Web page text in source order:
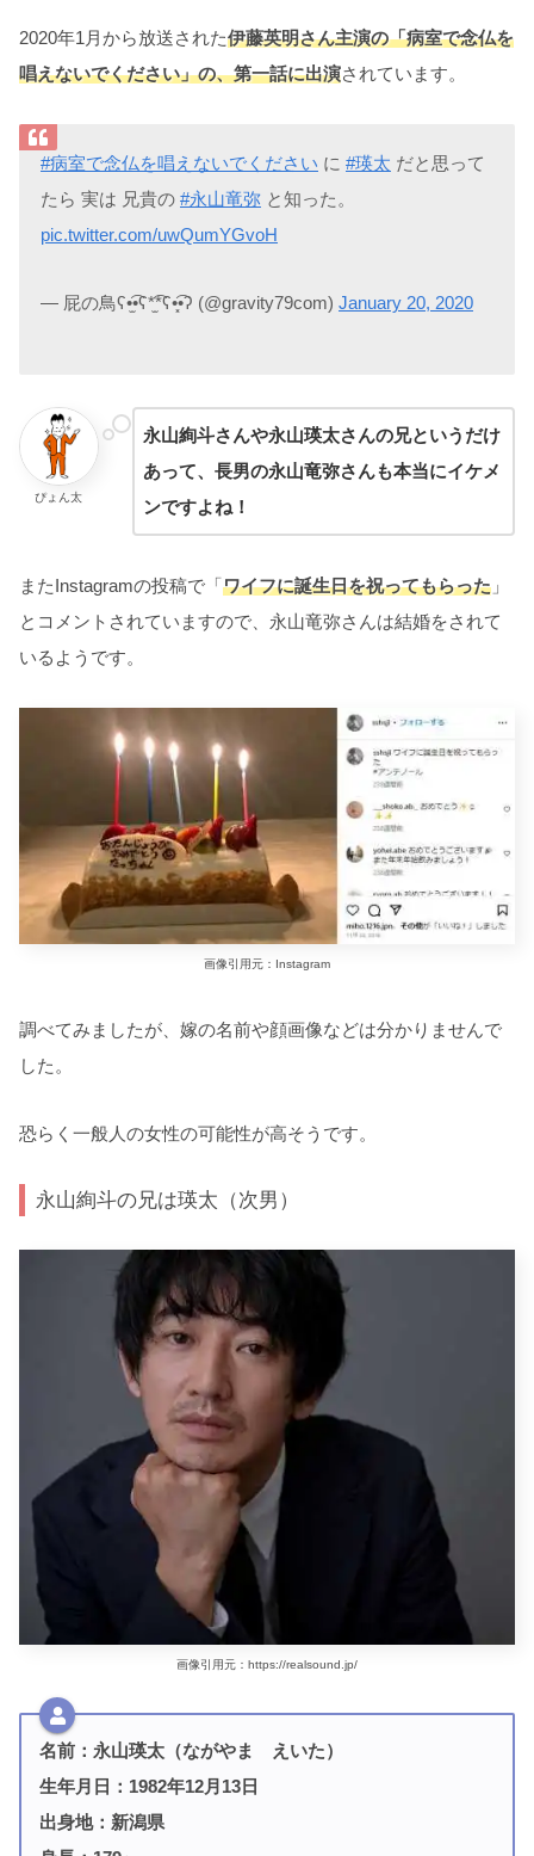
2020年1月から放送された伊藤英明さん主演の「病室で念仏を
唱えないでください」の、第一話に出演されています。
#病室で念仏を唱えないでください に #瑛太 だと思って
たら 実は 兄貴の #永山竜弥 と知った。
pic.twitter.com/uwQumYGvoH
— 屁の鳥ʕ•̫͡•ʕ*̫͡*ʕ•͓͡•ʔ (@gravity79com) January 20, 2020
ぴょん太
永山絢斗さんや永山瑛太さんの兄というだけ
あって、長男の永山竜弥さんも本当にイケメ
ンですよね！
またInstagramの投稿で「ワイフに誕生日を祝ってもらった 」
とコメントされていますので、永山竜弥さんは結婚をされて
いるようです。
画像引用元：Instagram
調べてみましたが、嫁の名前や顔画像などは分かりませんで
した。
恐らく一般人の女性の可能性が高そうです。
永山絢斗の兄は瑛太（次男）
画像引用元：https://realsound.jp/
名前：永山瑛太（ながやま えいた）
生年月日：1982年12月13日
出身地：新潟県